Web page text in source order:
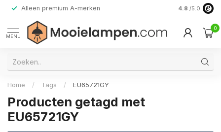
Alleen premium A-merken 4.8 /5.0
MENU
0
Home / Tags / EU65721GY
Producten getagd met
EU65721GY